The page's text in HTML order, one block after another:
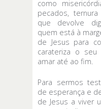
como
pecados,
que devolve
quem está à
de Jesus para
carateriza o
amar até ao fim.
Para sermos
de esperança e
de Jesus a viver